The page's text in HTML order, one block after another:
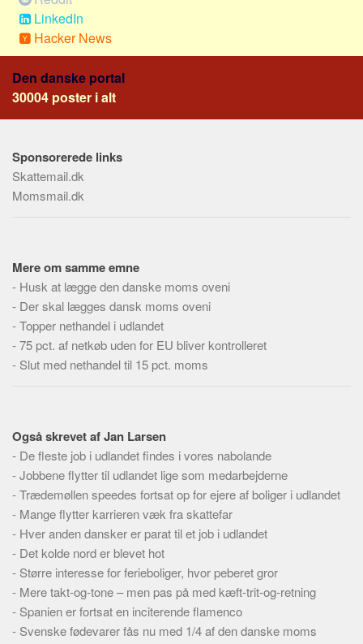
Skatter og afgifter
Statistik
Praktisk
Alle
Dokumenttyper
Emner
Kilder
Om
Webstedet
Forhistorien
Bannere
Hjælp
LinkedIn
Hacker News
Den danske portal
30004 poster i alt
Sponsorerede links
Skattemail.dk
Momsmail.dk
Mere om samme emne
- Husk at lægge den danske moms oveni
- Der skal lægges dansk moms oveni
-Topper nethandel i udlandet
-75 pct. af netkøb uden for EU bliver kontrolleret
- Slut med nethandel til 15 pct. moms
Også skrevet af Jan Larsen
- De fleste job i udlandet findes i vores nabolande
-Jobbene flytter til udlandet lige som medarbejderne
-Trædemøllen speedes fortsat op for ejere af boliger i udlandet
- Mange flytter karrieren væk fra skattefar
- Hver anden dansker er parat til et job i udlandet
- Det kolde nord er blevet hot
- Større interesse for ferieboliger, hvor peberet gror
- Mere takt-og-tone – men pas på med kæft-trit-og-retning
- Spanien er fortsat en inciterende flamenco
- Svenske fødevarer fås nu med 1/4 af den danske moms